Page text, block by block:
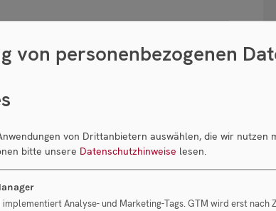
Fokus auf energiesparende Anlagen
von personenbezogenen
von Drittanbietern auswählen, die wir nutzen
bitte unsere Datenschutzhinweise lesen.
Analyse- und Marketing-Tags. GTM wird erst nach